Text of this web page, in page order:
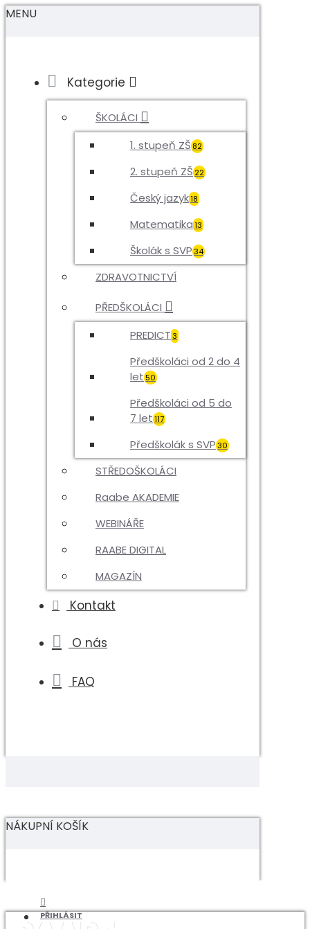
MENU
Kategorie
ŠKOLÁCI
1. stupeň ZŠ 82
2. stupeň ZŠ 22
Český jazyk18
Matematika13
Školák s SVP34
ZDRAVOTNICTVÍ
PŘEDŠKOLÁCI
PREDICT3
Předškoláci od 2 do 4
let50
Předškoláci od 5 do
7 let117
Předškolák s SVP30
STŘEDOŠKOLÁCI
Raabe AKADEMIE
WEBINÁŘE
RAABE DIGITAL
MAGAZÍN
Kontakt
O nás
FAQ
NÁKUPNÍ KOŠÍK
PŘIHLÁSIT